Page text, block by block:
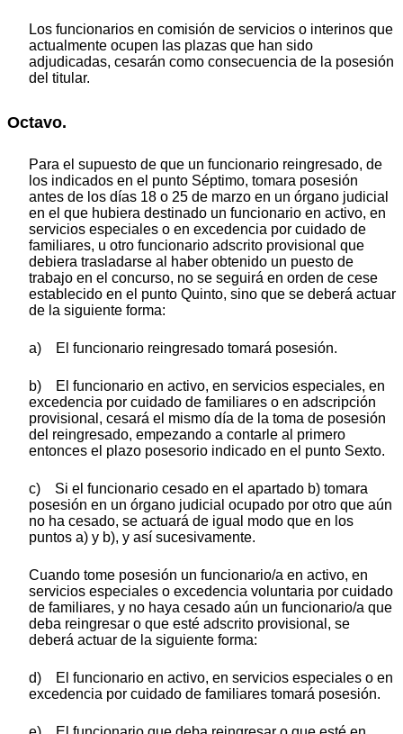
Los funcionarios en comisión de servicios o interinos que
actualmente ocupen las plazas que han sido
adjudicadas, cesarán como consecuencia de la posesión
del titular.
Octavo.
Para el supuesto de que un funcionario reingresado, de
los indicados en el punto Séptimo, tomara posesión
antes de los días 18 o 25 de marzo en un órgano judicial
en el que hubiera destinado un funcionario en activo, en
servicios especiales o en excedencia por cuidado de
familiares, u otro funcionario adscrito provisional que
debiera trasladarse al haber obtenido un puesto de
trabajo en el concurso, no se seguirá en orden de cese
establecido en el punto Quinto, sino que se deberá actuar
de la siguiente forma:
a) El funcionario reingresado tomará posesión.
b) El funcionario en activo, en servicios especiales, en
excedencia por cuidado de familiares o en adscripción
provisional, cesará el mismo día de la toma de posesión
del reingresado, empezando a contarle al primero
entonces el plazo posesorio indicado en el punto Sexto.
c) Si el funcionario cesado en el apartado b) tomara
posesión en un órgano judicial ocupado por otro que aún
no ha cesado, se actuará de igual modo que en los
puntos a) y b), y así sucesivamente.
Cuando tome posesión un funcionario/a en activo, en
servicios especiales o excedencia voluntaria por cuidado
de familiares, y no haya cesado aún un funcionario/a que
deba reingresar o que esté adscrito provisional, se
deberá actuar de la siguiente forma:
d) El funcionario en activo, en servicios especiales o en
excedencia por cuidado de familiares tomará posesión.